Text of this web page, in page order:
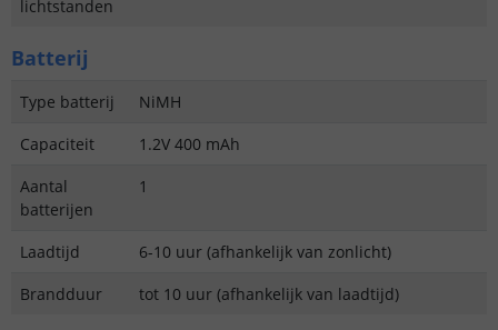
lichtstanden
Batterij
Type batterij
NiMH
Capaciteit
1.2V 400 mAh
Aantal
batterijen
1
Laadtijd
6-10 uur (afhankelijk van zonlicht)
Brandduur
tot 10 uur (afhankelijk van laadtijd)